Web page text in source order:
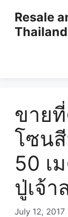
Resale
Thailand
ขาย
โซน
50 เ
ปู่เจ้า
July 12, 2017